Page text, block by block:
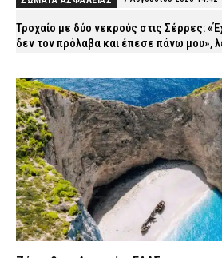
Τροχαίο με δύο νεκρούς στις Σέρρες:
δεν τον πρόλαβα και έπεσε πάνω μου»,
ΑΣΤΥΝΟΜΙΑ 7 Αυγούστου 2026 14:28
Πυρόπληκτοι: Τι προβλέπεται για τις
«πράσινα», «κίτρινα» και «κόκκινα»
CAPITAL 7 Αυγούστου 2026 14:15
Λακωνία: 11 μήνες με αναστολή στον
σορό του πατέρα του σε καταψύκτη
ΔΙΚΑΙΟΣΥΝΗ 7 Αυγούστου 2026 14:04
Αττική και Βοιωτία: Πάνω από 110.000